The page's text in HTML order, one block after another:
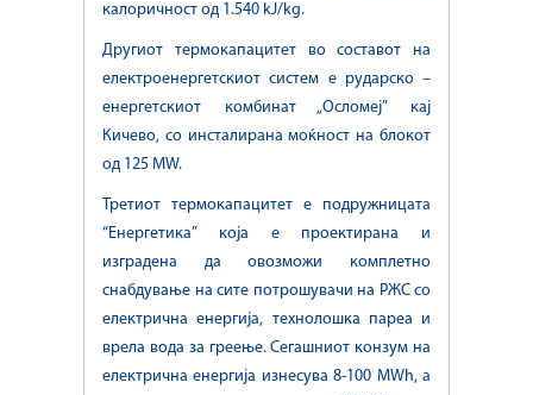
калоричност од 1.540 kJ/kg.
Другиот термокапацитет во составот на
електроенергетскиот систем е рударско –
енергетскиот комбинат „Осломеј” кај
Кичево, со инсталирана моќност на блокот
од 125 MW.
Третиот термокапацитет е подружницата
“Енергетика” која е проектирана и
изградена да овозможи комплетно
снабдување на сите потрошувачи на РЖС со
електрична енергија, технолошка пареа и
врела вода за греење. Сегашниот конзум на
електрична енергија изнесува 8-100 MWh, а